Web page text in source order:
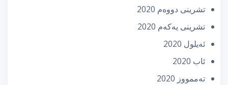
تشرینی دووه‌م 2020
تشرینی یه‌كه‌م 2020
ئه‌یلول 2020
ئاب 2020
تەممووز 2020